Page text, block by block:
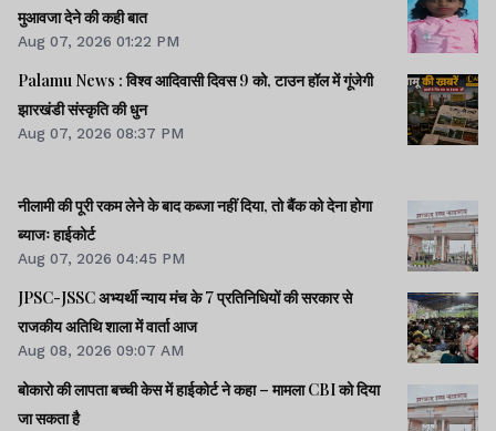
मुआवजा देने की कही बात
Aug 07, 2026 01:22 PM
Palamu News : विश्व आदिवासी दिवस 9 को, टाउन हॉल में गूंजेगी
झारखंडी संस्कृति की धुन
Aug 07, 2026 08:37 PM
नीलामी की पूरी रकम लेने के बाद कब्जा नहीं दिया, तो बैंक को देना होगा
ब्याजः हाईकोर्ट
Aug 07, 2026 04:45 PM
JPSC-JSSC अभ्यर्थी न्याय मंच के 7 प्रतिनिधियों की सरकार से
राजकीय अतिथि शाला में वार्ता आज
Aug 08, 2026 09:07 AM
बोकारो की लापता बच्ची केस में हाईकोर्ट ने कहा – मामला CBI को दिया
जा सकता है